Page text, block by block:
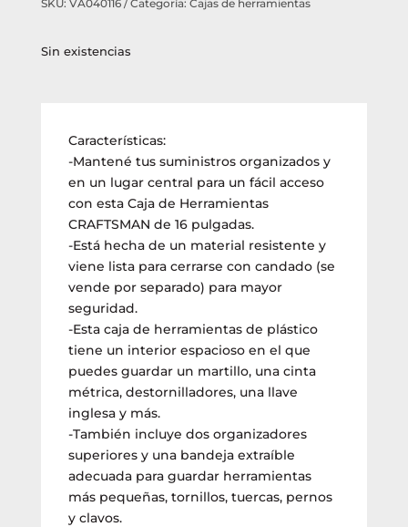
SKU: VA040116 Categoría: Cajas de herramientas
Sin existencias
Características:
-Mantené tus suministros organizados y
en un lugar central para un fácil acceso
con esta Caja de Herramientas
CRAFTSMAN de 16 pulgadas.
-Está hecha de un material resistente y
viene lista para cerrarse con candado (se
vende por separado) para mayor
seguridad.
-Esta caja de herramientas de plástico
tiene un interior espacioso en el que
puedes guardar un martillo, una cinta
métrica, destornilladores, una llave
inglesa y más.
-También incluye dos organizadores
superiores y una bandeja extraíble
adecuada para guardar herramientas
más pequeñas, tornillos, tuercas, pernos
y clavos.